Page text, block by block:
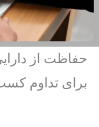
حفاظت از
برای تداوم